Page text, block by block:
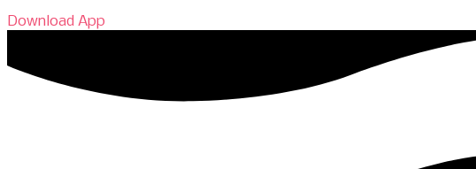
Download App